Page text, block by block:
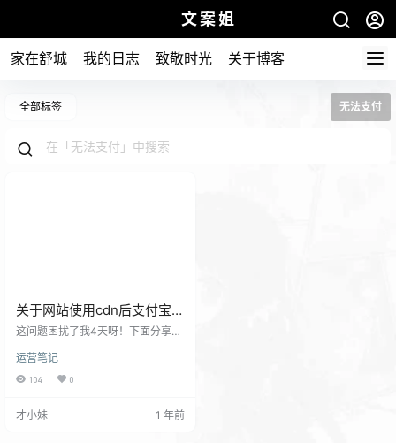
文案姐
家在舒城 我的日志 致敬时光 关于博客
全部标签 无法支付
关于网站使用cdn后支付宝支
付无法回调问题已解决
这问题困扰了我4天呀！下面分享一
https://oba.by小姐姐在本站商城通
过电脑端支付宝扫码支付下单了黑
支付宝商家端也收到了收款通知,后
运营笔记
104 0
才小妹 1 年前